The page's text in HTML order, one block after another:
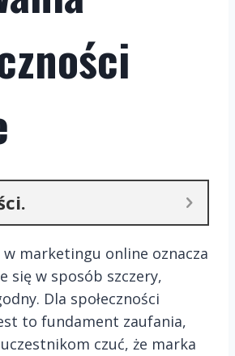
marketingu online oznacza
się w sposób szczery,
Dla społeczności
to fundament zaufania,
czuć, że marka